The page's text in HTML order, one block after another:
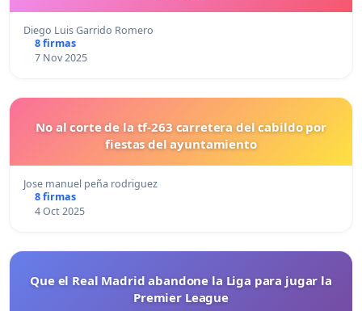
Diego Luis Garrido Romero
8 firmas
7 Nov 2025
No al corte de la tf-263 carretera del cabildo por
fiestas del ayuntamiento
Jose manuel peña rodriguez
8 firmas
4 Oct 2025
Que el Real Madrid abandone la Liga para jugar la
Premier League